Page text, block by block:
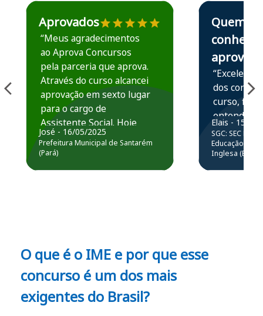
Estudante José recomenda o Aprova Concursos em
Aprovados
“Meus agradecimentos
ao Aprova Concursos
pela parceria que aprova.
Através do curso alcancei
aprovação em sexto lugar
para o cargo de
Assistente Social. Hoje
estou atuando na
Prefeitura de Santarém.
José - 16/05/2025
Prefeitura Municipal de Santarém
(Pará)
Estudante Elais
Quem
conhece,
aprova
“Excelente
dos
curso,
entender e
prática
resolução
questões.”
Elais - 15/07/
SGC: SEC BA
Educação
Inglesa (Edital
O que é o IME e por que esse
concurso é um dos mais
exigentes do Brasil?